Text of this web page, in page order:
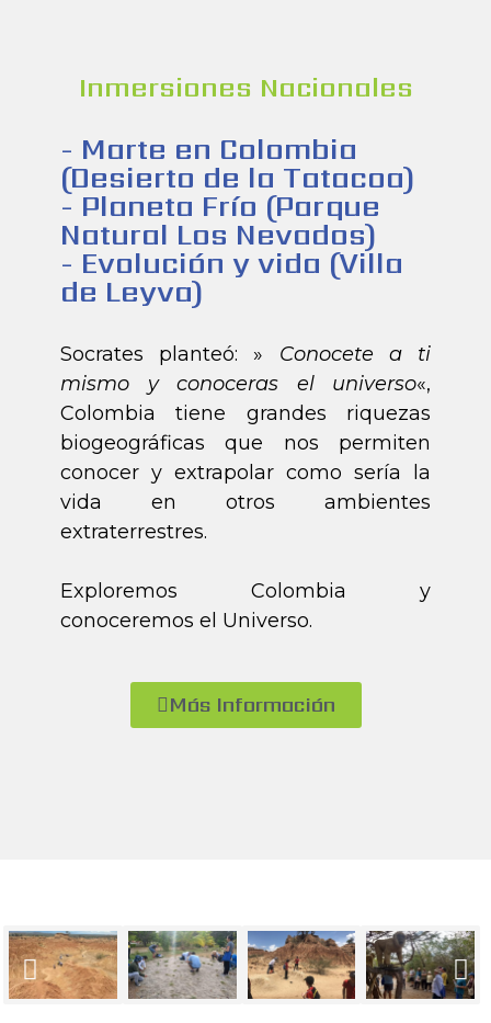
Inmersiones Nacionales
- Marte en Colombia
(Desierto de la Tatacoa)
- Planeta Frío (Parque
Natural Los Nevados)
- Evolución y vida (Villa
de Leyva)
Socrates planteó: » Conocete a ti
mismo y conoceras el universo«,
Colombia tiene grandes riquezas
biogeográficas que nos permiten
conocer y extrapolar como sería la
vida en otros ambientes
extraterrestres.
Exploremos Colombia y
conoceremos el Universo.
Más Información